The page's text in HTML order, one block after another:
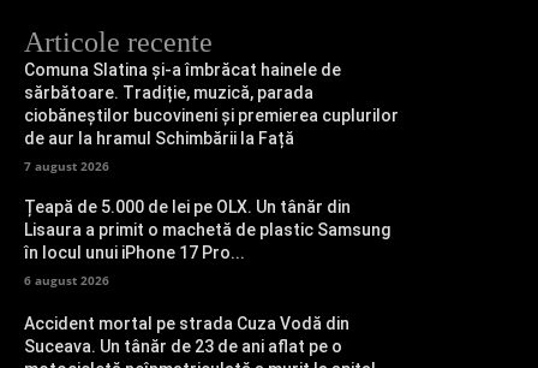
Articole recente
Comuna Slatina și-a îmbrăcat hainele de
sărbătoare. Tradiție, muzică, parada
ciobăneștilor bucovineni și premierea cuplurilor
de aur la hramul Schimbării la Față
7 august 2026
Țeapă de 5.000 de lei pe OLX. Un tânăr din
Lisaura a primit o machetă de plastic Samsung
în locul unui iPhone 17 Pro...
6 august 2026
Accident mortal pe strada Cuza Vodă din
Suceava. Un tânăr de 23 de ani aflat pe o